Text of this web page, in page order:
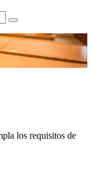
los requisitos de